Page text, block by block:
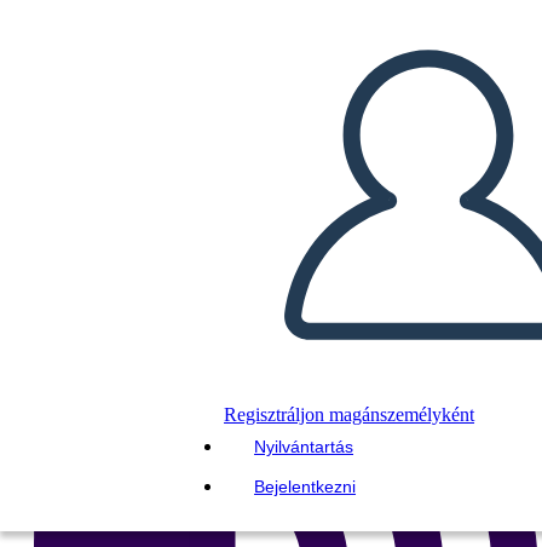
Regisztráljon magánszemélyként
Nyilvántartás
Bejelentkezni
Laboratóriumi Biztonság 4
Másolja ezt a forgatókönyvet
KÉSZÍTSEN EGY STORYBOARDOT
DIAVETÍTÉS LEJÁTSZÁSA
OLVASS NEKEM